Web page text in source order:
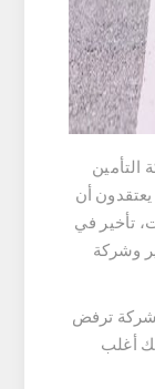
التأمين
أن
تأخير في
وشركة
ترفض
أغلب